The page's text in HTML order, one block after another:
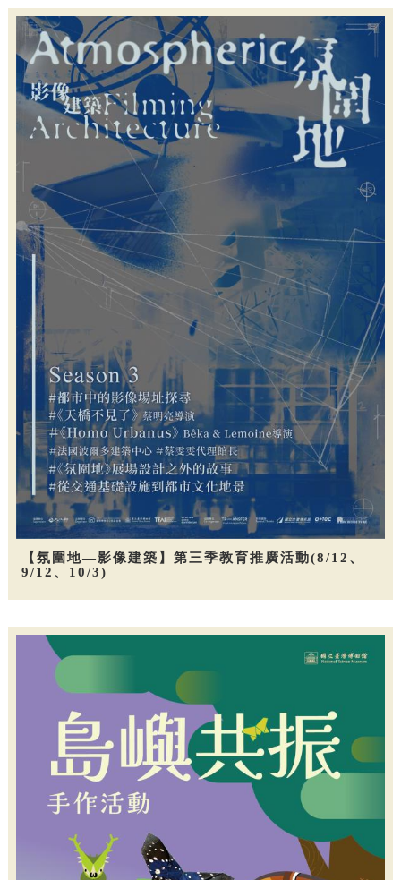
【氛圍地—影像建築】第三季教育推廣活動(8/12、
9/12、10/3)